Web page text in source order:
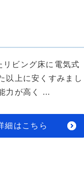
ビング床に電気式
以上に安くすみまし
力が高く ...
細はこちら